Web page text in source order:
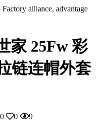
alliance, advantage
家 25Fw 彩
链连帽外套
0 0 9